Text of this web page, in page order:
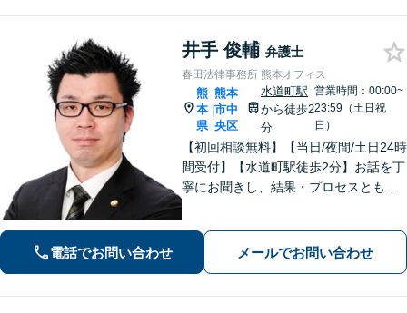
井手 俊輔 弁護士
春田法律事務所 熊本オフィス
熊
本
県
|
熊本
市中
央区
水道町駅
から徒歩2
分
営業時間：00:00~
23:59（土日祝
日）
【初回相談無料】【当日/夜間/土日24時
間受付】【水道町駅徒歩2分】お話を丁
寧にお聞きし、結果・プロセスともに
電話でお問い合わせ メールでお問い合わせ